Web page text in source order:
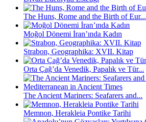
The Huns, Rome and the Birth of Eur...
Moğol Dönemi İran’ında Kadın
Strabon, Geographika: XVII. Kitap
Orta Çağ’da Venedik, Papalık ve Tür...
The Ancient Mariners: Seafarers and...
Memnon, Herakleia Pontike Tarihi